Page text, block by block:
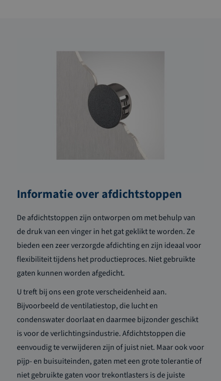
Informatie over afdichtstoppen
De afdichtstoppen zijn ontworpen om met behulp van
de druk van een vinger in het gat geklikt te worden. Ze
bieden een zeer verzorgde afdichting en zijn ideaal voor
flexibiliteit tijdens het productieproces. Niet gebruikte
gaten kunnen worden afgedicht.
U treft bij ons een grote verscheidenheid aan.
Bijvoorbeeld de ventilatiestop, die lucht en
condenswater doorlaat en daarmee bijzonder geschikt
is voor de verlichtingsindustrie. Afdichtstoppen die
eenvoudig te verwijderen zijn of juist niet. Maar ook voor
pijp- en buisuiteinden, gaten met een grote tolerantie of
niet gebruikte gaten voor trekontlasters is de juiste